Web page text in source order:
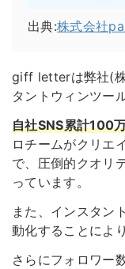
出典:株式会社
giff letterは弊社(
タントウィンツー
自社SNS累計100
ロチームがクリエ
で、圧倒的クオリ
っています。
また、インスタン
動化することによ
さらにフォロワー